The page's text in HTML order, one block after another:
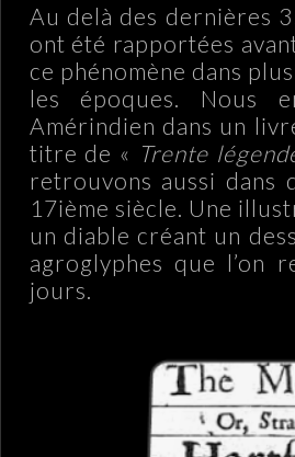
Au delà des dernières
ont été rapportées
ce phénomène dans
les époques. Nous
Amérindien dans un
titre de « Trente
retrouvons aussi dans
17ième siècle. Une
un diable créant un
agroglyphes que l’on
jours.